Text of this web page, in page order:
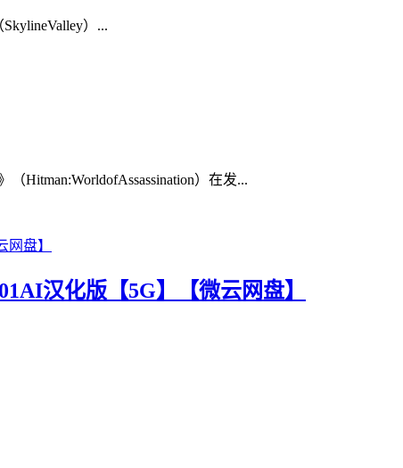
）...
Hitman:WorldofAssassination）在发...
汉化版【5G】【微云网盘】